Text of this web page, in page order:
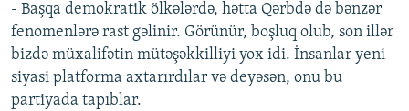
- Başqa demokratik ölkələrdə, hətta Qərbdə də bənzər
fenomenlərə rast gəlinir. Görünür, boşluq olub, son illər
bizdə müxalifətin mütəşəkkilliyi yox idi. İnsanlar yeni
siyasi platforma axtarırdılar və deyəsən, onu bu
partiyada tapıblar.